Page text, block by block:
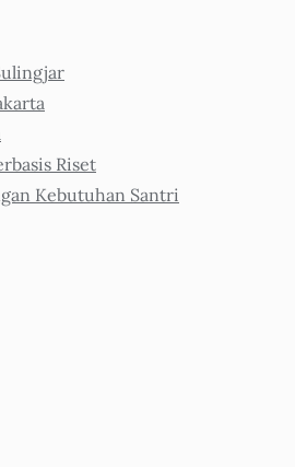
Riset
Kebutuhan Santri